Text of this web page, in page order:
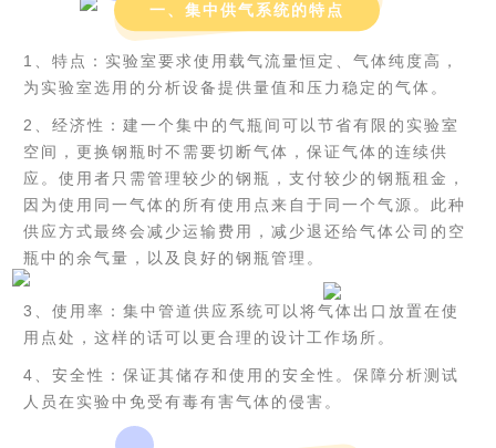
一、集中供气系统的特点
1、特点：实验室要求使用载气流量恒定、气体纯度高，
为实验室选用的分析设备提供量值和压力稳定的气体。
2、经济性：建一个集中的气瓶间可以节省有限的实验室
空间，更换钢瓶时不需要切断气体，保证气体的连续供
应。使用者只需管理较少的钢瓶，支付较少的钢瓶租金，
因为使用同一气体的所有使用点来自于同一个气源。此种
供应方式最终会减少运输费用，减少退还给气体公司的空
瓶中的余气量，以及良好的钢瓶管理。
3、使用率：集中管道供应系统可以将气体出口放置在使
用点处，这样的话可以更合理的设计工作场所。
4、安全性：保证其储存和使用的安全性。保障分析测试
人员在实验中免受有毒有害气体的侵害。